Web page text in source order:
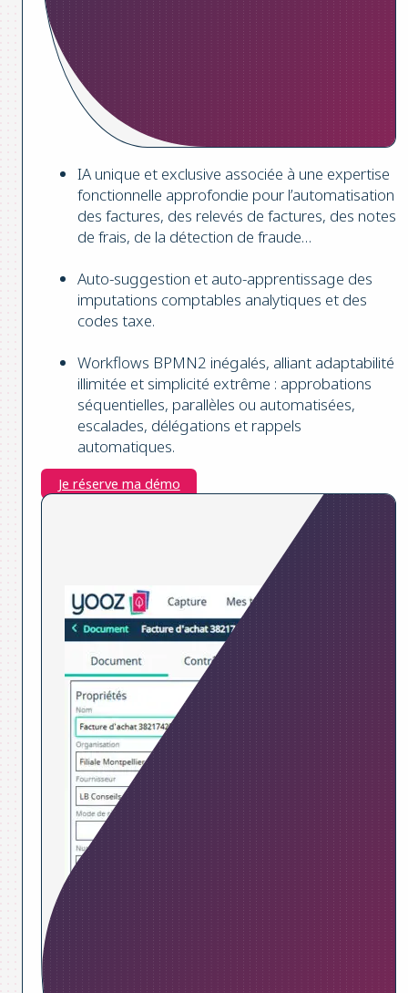
IA unique et exclusive associée à une expertise
fonctionnelle approfondie pour l’automatisation
des factures, des relevés de factures, des notes
de frais, de la détection de fraude…
Auto-suggestion et auto-apprentissage des
imputations comptables analytiques et des
codes taxe.
Workflows BPMN2 inégalés, alliant adaptabilité
illimitée et simplicité extrême : approbations
séquentielles, parallèles ou automatisées,
escalades, délégations et rappels
automatiques.
Je réserve ma démo